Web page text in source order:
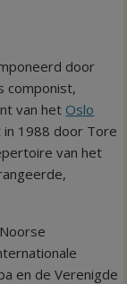
door
componist,
van het Oslo
1988 door Tore
van het
en de Verenigde